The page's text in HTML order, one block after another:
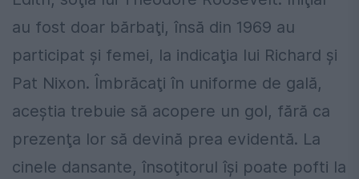
au fost doar bărbaţi, însă din 1969 au
participat şi femei, la indicaţia lui Richard şi
Pat Nixon. Îmbrăcaţi în uniforme de gală,
aceştia trebuie să acopere un gol, fără ca
prezenţa lor să devină prea evidentă. La
cinele dansante, însoţitorul îşi poate pofti la